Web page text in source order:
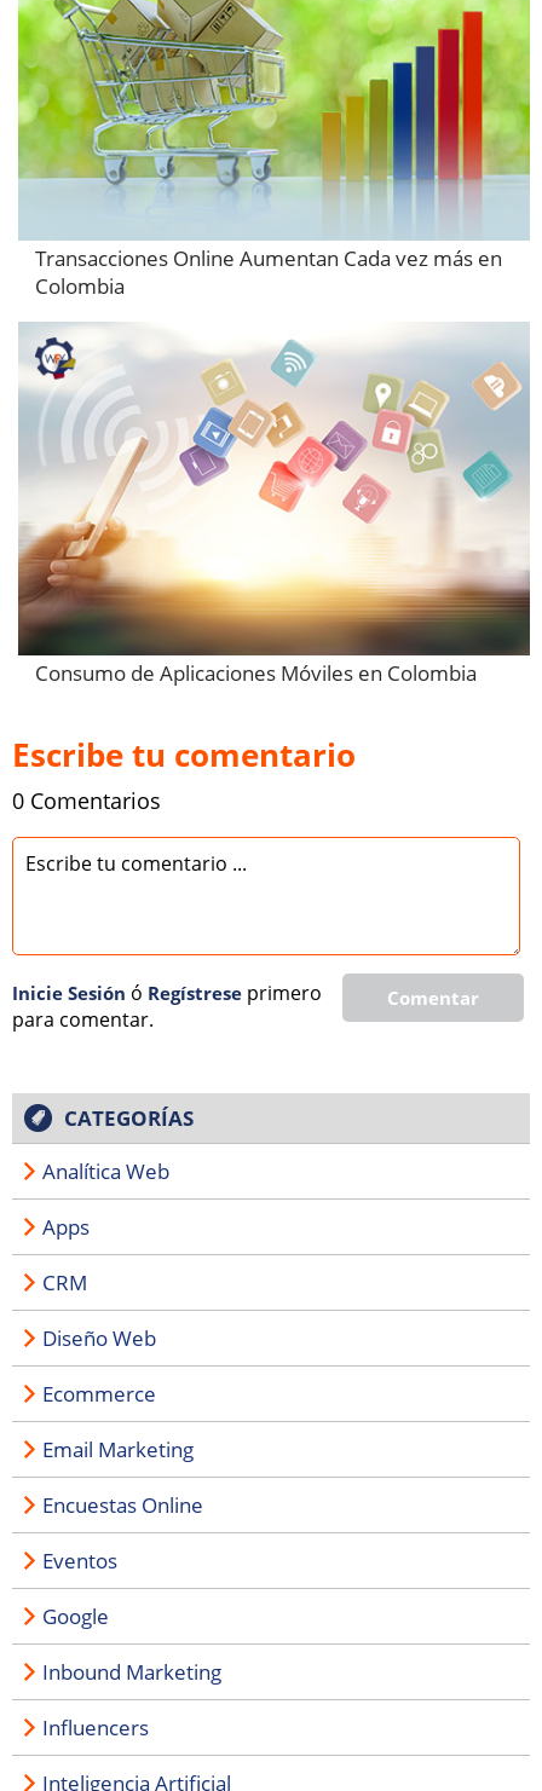
Transacciones Online Aumentan Cada vez más en
Colombia
Consumo de Aplicaciones Móviles en Colombia
Escribe tu comentario
0 Comentarios
Comentar
Inicie Sesión ó Regí­strese primero
para comentar.
CATEGORÍAS
Analítica Web
Apps
CRM
Diseño Web
Ecommerce
Email Marketing
Encuestas Online
Eventos
Google
Inbound Marketing
Influencers
Inteligencia Artificial